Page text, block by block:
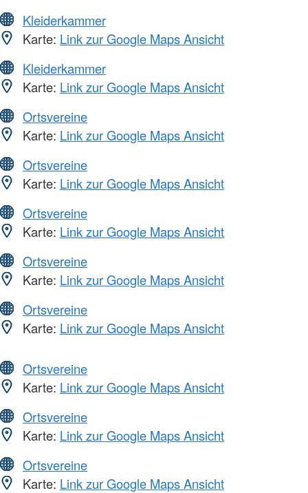
Kleiderkammer
Karte: Link zur Google Maps Ansicht
Kleiderkammer
Karte: Link zur Google Maps Ansicht
Ortsvereine
Karte: Link zur Google Maps Ansicht
Ortsvereine
Karte: Link zur Google Maps Ansicht
Ortsvereine
Karte: Link zur Google Maps Ansicht
Ortsvereine
Karte: Link zur Google Maps Ansicht
Ortsvereine
Karte: Link zur Google Maps Ansicht
Ortsvereine
Karte: Link zur Google Maps Ansicht
Ortsvereine
Karte: Link zur Google Maps Ansicht
Ortsvereine
Karte: Link zur Google Maps Ansicht